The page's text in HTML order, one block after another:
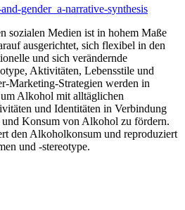
sozialen Medien ist in hohem Maße
ausgerichtet, sich flexibel in den
und sich verändernde
Aktivitäten, Lebensstile und
Marketing-Strategien werden in
Alkohol mit alltäglichen
und Identitäten in Verbindung
Konsum von Alkohol zu fördern.
den Alkoholkonsum und reproduziert
und ‑stereotype.